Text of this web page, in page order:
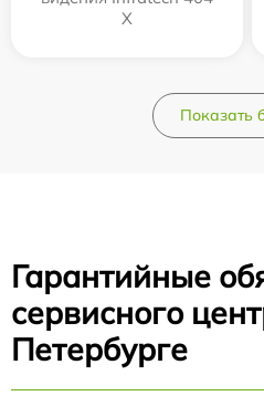
Х
Показать
Гарантийные
сервисного
Петербурге